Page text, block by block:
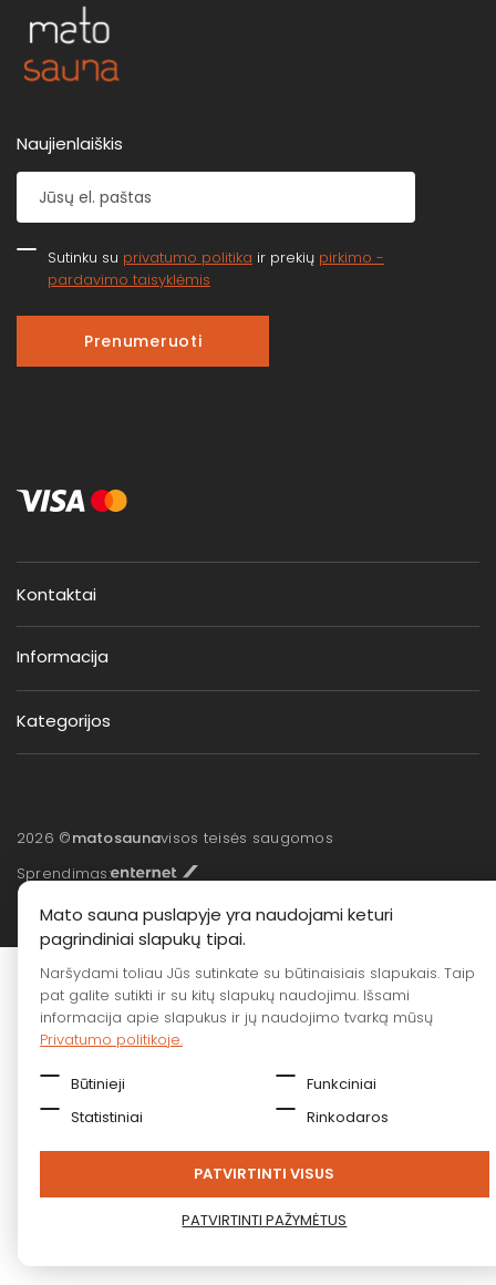
Kontaktai
Informacija
Kategorijos
Naujienlaiškis
Sutinku su privatumo politika ir prekių pirkimo -
pardavimo taisyklėmis
Prenumeruoti
2026 ©matosaunavisos teisės saugomos
Sprendimas:
Mato sauna puslapyje yra naudojami keturi
pagrindiniai slapukų tipai.
Naršydami toliau Jūs sutinkate su būtinaisiais slapukais. Taip
pat galite sutikti ir su kitų slapukų naudojimu. Išsami
informacija apie slapukus ir jų naudojimo tvarką mūsų
Privatumo politikoje.
Būtinieji
Funkciniai
Statistiniai
Rinkodaros
PATVIRTINTI PAŽYMĖTUS
PATVIRTINTI VISUS